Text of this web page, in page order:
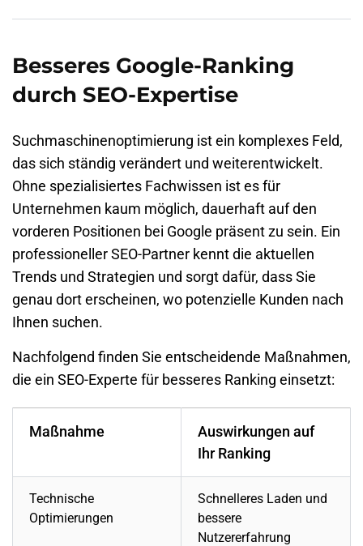
Besseres Google-Ranking
durch SEO-Expertise
Suchmaschinenoptimierung ist ein komplexes Feld,
das sich ständig verändert und weiterentwickelt.
Ohne spezialisiertes Fachwissen ist es für
Unternehmen kaum möglich, dauerhaft auf den
vorderen Positionen bei Google präsent zu sein. Ein
professioneller SEO-Partner kennt die aktuellen
Trends und Strategien und sorgt dafür, dass Sie
genau dort erscheinen, wo potenzielle Kunden nach
Ihnen suchen.
Nachfolgend finden Sie entscheidende Maßnahmen,
die ein SEO-Experte für besseres Ranking einsetzt:
Maßnahme
Auswirkungen auf
Ihr Ranking
Technische
Optimierungen
Schnelleres Laden und
bessere
Nutzererfahrung